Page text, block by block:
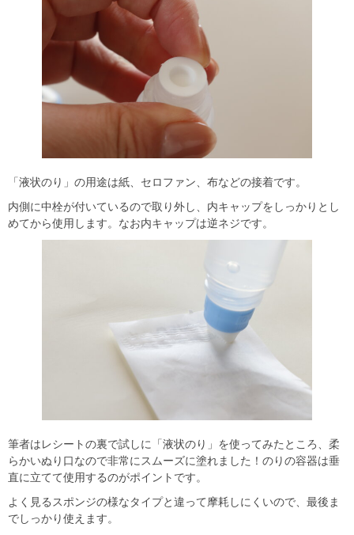
「液状のり」の用途は紙、セロファン、布などの接着です。
内側に中栓が付いているので取り外し、内キャップをしっかりとし
めてから使用します。なお内キャップは逆ネジです。
筆者はレシートの裏で試しに「液状のり」を使ってみたところ、柔
らかいぬり口なので非常にスムーズに塗れました！のりの容器は垂
直に立てて使用するのがポイントです。
よく見るスポンジの様なタイプと違って摩耗しにくいので、最後ま
でしっかり使えます。